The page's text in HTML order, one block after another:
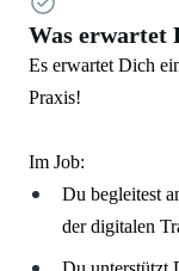
Was erwartet
Es erwartet Dich
Praxis!
Im Job:
Du begleitest
der digitalen